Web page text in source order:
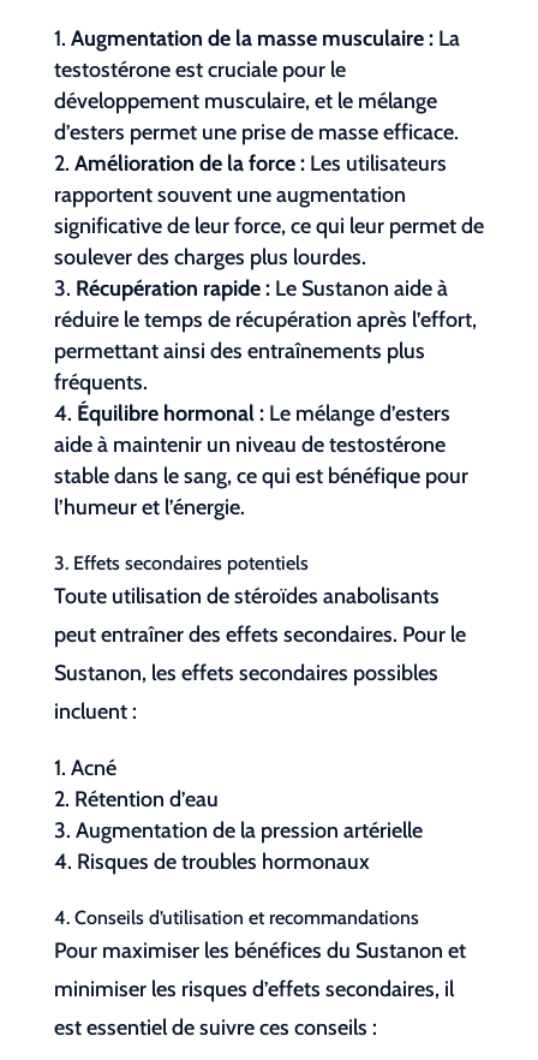
Augmentation de la masse musculaire :La
testostérone est cruciale pour le
développement musculaire, et le mélange
d’esters permet une prise de masse efficace.
Amélioration de la force :Les utilisateurs
rapportent souvent une augmentation
significative de leur force, ce qui leur permet de
soulever des charges plus lourdes.
Récupération rapide :Le Sustanon aide à
réduire le temps de récupération après l’effort,
permettant ainsi des entraînements plus
fréquents.
Équilibre hormonal :Le mélange d’esters
aide à maintenir un niveau de testostérone
stable dans le sang, ce qui est bénéfique pour
l’humeur et l’énergie.
3. Effets secondaires potentiels
Toute utilisation de stéroïdes anabolisants
peut entraîner des effets secondaires. Pour le
Sustanon, les effets secondaires possibles
incluent :
Acné
Rétention d’eau
Augmentation de la pression artérielle
Risques de troubles hormonaux
4. Conseils d’utilisation et recommandations
Pour maximiser les bénéfices du Sustanon et
minimiser les risques d’effets secondaires, il
est essentiel de suivre ces conseils :